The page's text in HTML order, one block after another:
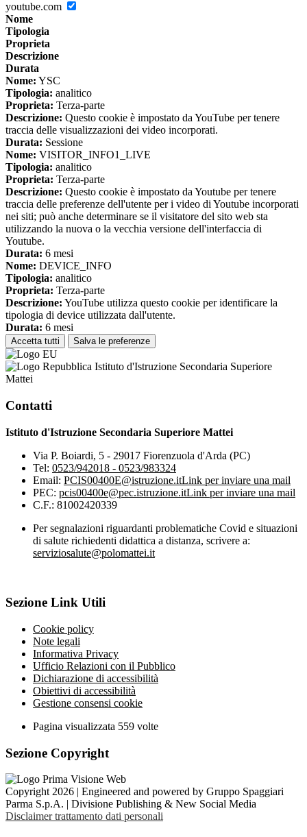
youtube.com
Nome
Tipologia
Proprieta
Descrizione
Durata
Nome: YSC
Tipologia: analitico
Proprieta: Terza-parte
Descrizione: Questo cookie è impostato da YouTube per tenere
traccia delle visualizzazioni dei video incorporati.
Durata: Sessione
Nome: VISITOR_INFO1_LIVE
Tipologia: analitico
Proprieta: Terza-parte
Descrizione: Questo cookie è impostato da Youtube per tenere
traccia delle preferenze dell'utente per i video di Youtube incorporati
nei siti; può anche determinare se il visitatore del sito web sta
utilizzando la nuova o la vecchia versione dell'interfaccia di
Youtube.
Durata: 6 mesi
Nome: DEVICE_INFO
Tipologia: analitico
Proprieta: Terza-parte
Descrizione: YouTube utilizza questo cookie per identificare la
tipologia di device utilizzata dall'utente.
Durata: 6 mesi
Accetta tutti Salva le preferenze
Istituto d'Istruzione Secondaria Superiore
Mattei
Contatti
Istituto d'Istruzione Secondaria Superiore Mattei
Via P. Boiardi, 5 - 29017 Fiorenzuola d'Arda (PC)
Tel: 0523/942018 - 0523/983324
Email: PCIS00400E@istruzione.itLink per inviare una mail
PEC: pcis00400e@pec.istruzione.itLink per inviare una mail
C.F.: 81002420339
Per segnalazioni riguardanti problematiche Covid e situazioni
di salute richiedenti didattica a distanza, scrivere a:
serviziosalute@polomattei.it
Sezione Link Utili
Cookie policy
Note legali
Informativa Privacy
Ufficio Relazioni con il Pubblico
Dichiarazione di accessibilità
Obiettivi di accessibilità
Gestione consensi cookie
Pagina visualizzata 559 volte
Sezione Copyright
Copyright 2026 | Engineered and powered by Gruppo Spaggiari
Parma S.p.A. | Divisione Publishing & New Social Media
Disclaimer trattamento dati personali